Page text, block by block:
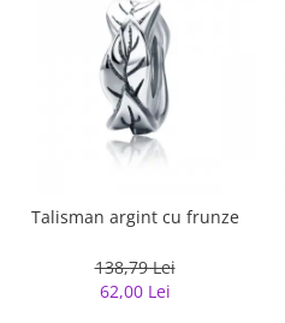
Talisman argint cu frunze
138,79 Lei
62,00 Lei